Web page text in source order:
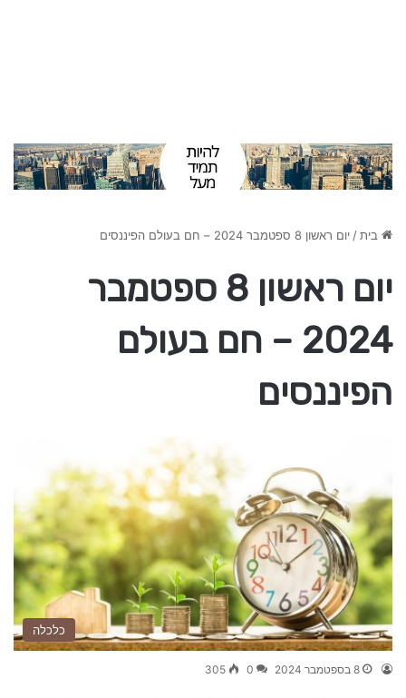
בית/יום ראשון 8 ספטמבר 2024 – חם בעולם הפיננסים
יום ראשון 8 ספטמבר
2024 – חם בעולם
הפיננסים
כלכלה
8 בספטמבר 2024 0
305